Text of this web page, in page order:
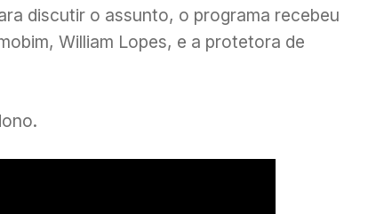
discutir o assunto, o programa recebeu
William Lopes, e a protetora de